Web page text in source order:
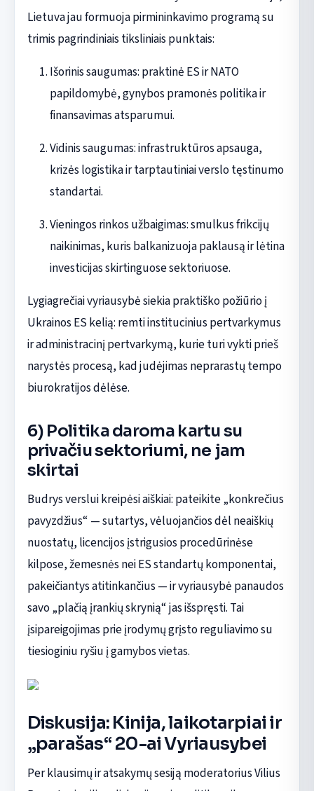
Lietuva jau formuoja pirmininkavimo programą su
trimis pagrindiniais tiksliniais punktais:
Išorinis saugumas: praktinė ES ir NATO
papildomybė, gynybos pramonės politika ir
finansavimas atsparumui.
Vidinis saugumas: infrastruktūros apsauga,
krizės logistika ir tarptautiniai verslo tęstinumo
standartai.
Vieningos rinkos užbaigimas: smulkus frikcijų
naikinimas, kuris balkanizuoja paklausą ir lėtina
investicijas skirtinguose sektoriuose.
Lygiagrečiai vyriausybė siekia praktiško požiūrio į
Ukrainos ES kelią: remti institucinius pertvarkymus
ir administracinį pertvarkymą, kurie turi vykti prieš
narystės procesą, kad judėjimas neprarastų tempo
biurokratijos dėlėse.
6) Politika daroma kartu su
privačiu sektoriumi, ne jam
skirtai
Budrys verslui kreipėsi aiškiai: pateikite „konkrečius
pavyzdžius“ — sutartys, vėluojančios dėl neaiškių
nuostatų, licencijos įstrigusios procedūrinėse
kilpose, žemesnės nei ES standartų komponentai,
pakeičiantys atitinkančius — ir vyriausybė panaudos
savo „plačią įrankių skrynią“ jas išspręsti. Tai
įsipareigojimas prie įrodymų grįsto reguliavimo su
tiesioginiu ryšiu į gamybos vietas.
Diskusija: Kinija, laikotarpiai ir
„parašas“ 20-ai Vyriausybei
Per klausimų ir atsakymų sesiją moderatorius Vilius